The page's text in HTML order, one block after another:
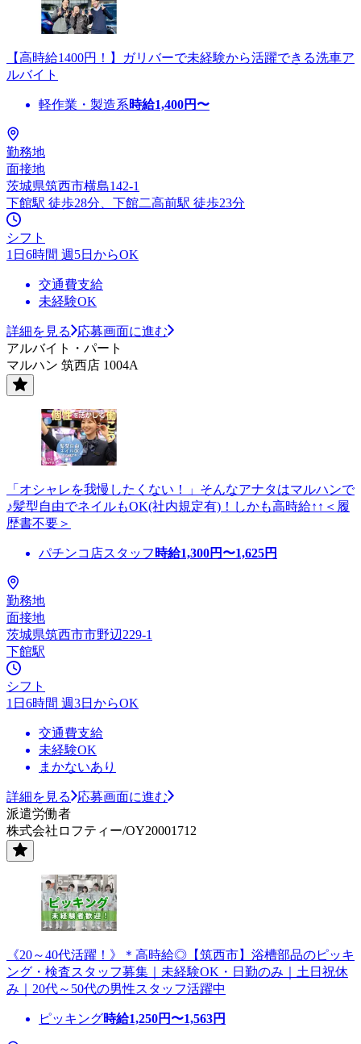
【高時給1400円！】ガリバーで未経験から活躍できる洗車ア
ルバイト
軽作業・製造系時給1,400円〜
勤務地
面接地
茨城県筑西市横島142-1
下館駅 徒歩28分、下館二高前駅 徒歩23分
シフト
1日6時間 週5日からOK
交通費支給
未経験OK
詳細を見る
応募画面に進む
アルバイト・パート
マルハン 筑西店 1004A
「オシャレを我慢したくない！」そんなアナタはマルハンで
♪髪型自由でネイルもOK(社内規定有)！しかも高時給↑↑＜履
歴書不要＞
パチンコ店スタッフ 時給1,300円〜1,625円
勤務地
面接地
茨城県筑西市市野辺229-1
下館駅
シフト
1日6時間 週3日からOK
交通費支給
未経験OK
まかないあり
詳細を見る
応募画面に進む
派遣労働者
株式会社ロフティー/OY20001712
《20～40代活躍！》＊高時給◎【筑西市】浴槽部品のピッキ
ング・検査スタッフ募集｜未経験OK・日勤のみ｜土日祝休
み｜20代～50代の男性スタッフ活躍中
ピッキング時給1,250円〜1,563円